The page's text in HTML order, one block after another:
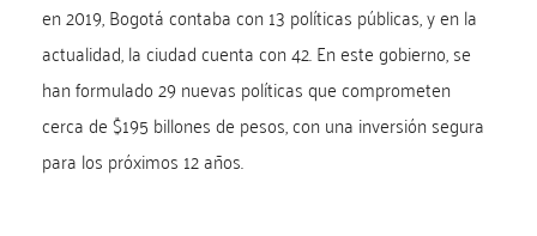
en 2019, Bogotá contaba con 13 políticas públicas, y en la
actualidad, la ciudad cuenta con 42. En este gobierno, se
han formulado 29 nuevas políticas que comprometen
cerca de $195 billones de pesos, con una inversión segura
para los próximos 12 años.